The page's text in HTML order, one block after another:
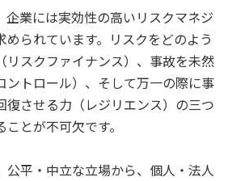
企業には実効性の高いリスクマネジ
められています。リスクをどのよう
リスクファイナンス）、事故を未然
ントロール）、そして万一の際に事
復させる力（レジリエンス）の三つ
とが不可欠です。
公平・中立な立場から、個人・法人